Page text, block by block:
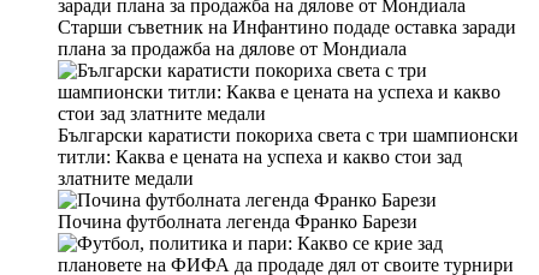
Старши съветник на Инфантино подаде оставка заради
плана за продажба на дялове от Мондиала
Български каратисти покориха света с три шампионски
титли: Каква е цената на успеха и какво стои зад
златните медали
Почина футболната легенда Франко Барези